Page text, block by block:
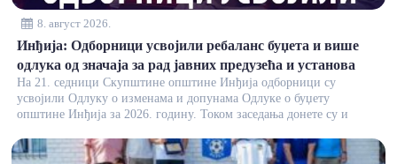
8. август 2026.
Инђија: Одборници усвојили ребаланс буџета и више
одлука од значаја за рад јавних предузећа и установа
На 21. седници Скупштине општине Инђија одборници су
усвојили Одлуку о изменама и допунама Одлуке о буџету
општине Инђија за 2026. годину. Током заседања донете су и